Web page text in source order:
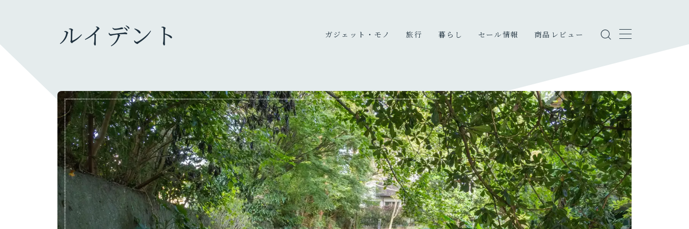
ルイデント ガジェット・モノ
充電器・モバイルバッテリ
ー
オーディオ
デスク周り
生活家電・雑貨
買ってよかったもの
旅行
旅のこと
暮らし セール情報 商品レビュー
カメラ
旅行グッズ
ファッション・小物
充電器・モバイルバッテリー
暮らしのモノ
生活家電・雑貨
デスク周り
PC
オーディオ